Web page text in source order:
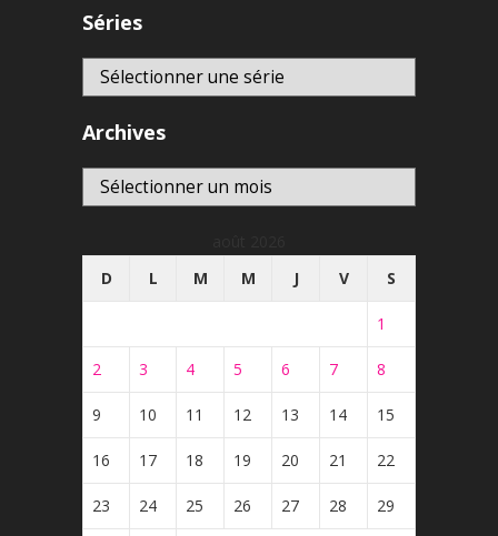
Séries
Archives
Archives
D
L M M J V S
1
2 3 4 5 6 7 8
9 10 11 12 13 14 15
16 17 18 19 20 21 22
23 24 25 26 27 28 29